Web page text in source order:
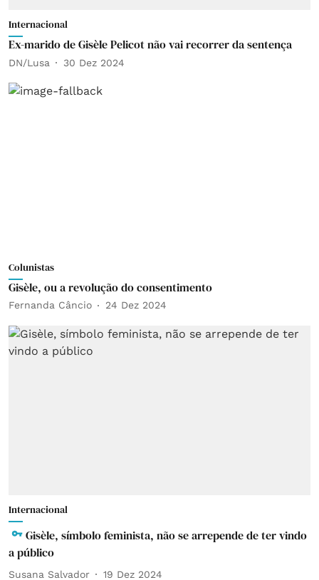
Internacional
Ex-marido de Gisèle Pelicot não vai recorrer da sentença
DN/Lusa 30 Dez 2024
Colunistas
Gisèle, ou a revolução do consentimento
Fernanda Câncio 24 Dez 2024
Internacional
Gisèle, símbolo feminista, não se arrepende de ter vindo
a público
Susana Salvador 19 Dez 2024